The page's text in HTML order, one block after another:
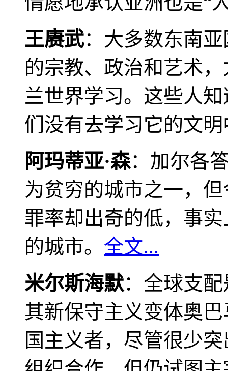
王赓武：大多数东南
的宗教、政治和艺术
兰世界学习。这些人
们没有去学习它的文
阿玛蒂亚·森：加尔各
为贫穷的城市之一，
罪率却出奇的低，事
的城市。 全文...
米尔斯海默：全球支
其新保守主义变体奥
国主义者，尽管很少